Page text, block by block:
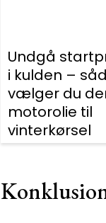
Undgå
i kulden –
vælger du
motorolie til
vinterkørsel